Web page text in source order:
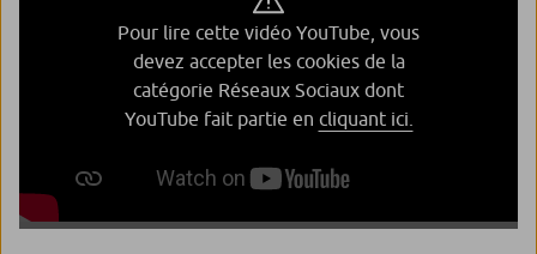
Pour lire cette vidéo YouTube, vous
devez accepter les cookies de la
catégorie Réseaux Sociaux dont
YouTube fait partie en cliquant ici.